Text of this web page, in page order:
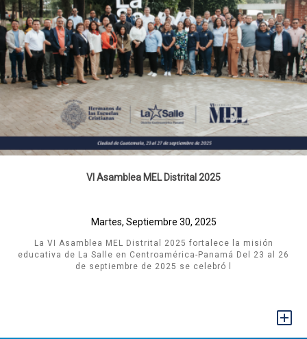
VI Asamblea MEL Distrital 2025
Martes, Septiembre 30, 2025
La VI Asamblea MEL Distrital 2025 fortalece la misión
educativa de La Salle en Centroamérica-Panamá Del 23 al 26
de septiembre de 2025 se celebró l
+